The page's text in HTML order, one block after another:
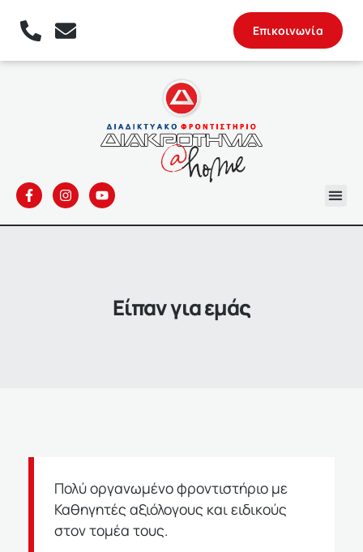
Επικοινωνία
Είπαν για εμάς
Πολύ οργανωμένο φροντιστήριο με
Καθηγητές αξιόλογους και ειδικούς
στον τομέα τους.